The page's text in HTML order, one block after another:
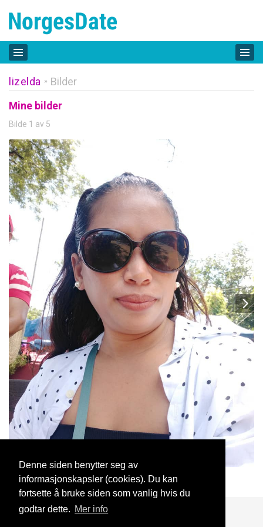
Denne siden benytter seg av
informasjonskapsler (cookies). Du kan
fortsette å bruke siden som vanlig hvis du
godtar dette. Mer info
lizelda » Bilder
Mine bilder
Bilde 1 av 5
lizelda 25 Mar, 2020
Blogg Support Kontakt oss